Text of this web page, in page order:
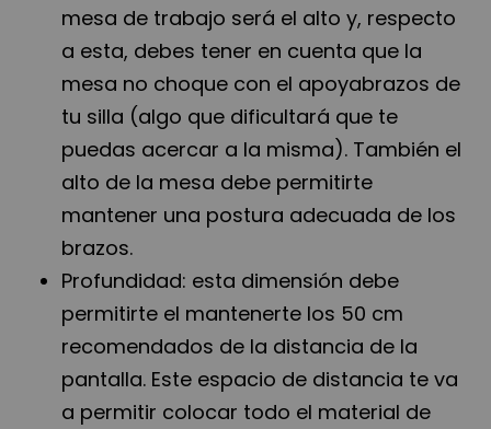
mesa de trabajo será el alto y, respecto
a esta, debes tener en cuenta que la
mesa no choque con el apoyabrazos de
tu silla (algo que dificultará que te
puedas acercar a la misma). También el
alto de la mesa debe permitirte
mantener una postura adecuada de los
brazos.
Profundidad: esta dimensión debe
permitirte el mantenerte los 50 cm
recomendados de la distancia de la
pantalla. Este espacio de distancia te va
a permitir colocar todo el material de